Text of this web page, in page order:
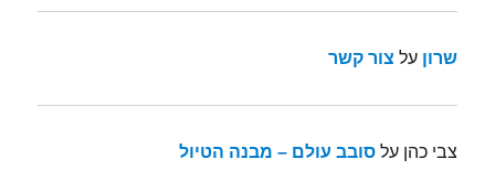
שרון על צור קשר
צבי כהן עלסובב עולם – מבנה הטיול